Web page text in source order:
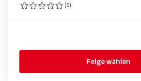
(0)
Felge wählen